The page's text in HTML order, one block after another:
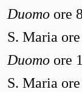
Duomo ore
S. Maria
Duomo ore
S. Maria